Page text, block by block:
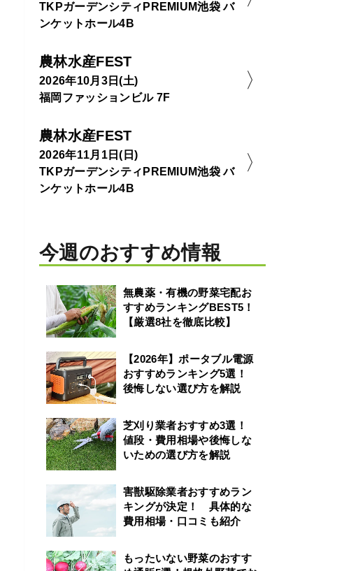
TKPガーデンシティPREMIUM池袋 バ
ンケットホール4B
農林水産FEST
2026年10月3日(土)
福岡ファッションビル 7F
農林水産FEST
2026年11月1日(日)
TKPガーデンシティPREMIUM池袋 バ
ンケットホール4B
今週のおすすめ情報
無農薬・有機の野菜宅配お
すすめランキングBEST5！
【厳選8社を徹底比較】
【2026年】ポータブル電源
おすすめランキング5選！
後悔しない選び方を解説
芝刈り業者おすすめ3選！
値段・費用相場や後悔しな
いための選び方を解説
害獣駆除業者おすすめラン
キングが決定！ 具体的な
費用相場・口コミも紹介
もったいない野菜のおすす